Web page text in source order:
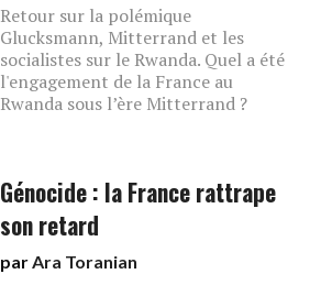
Retour sur la polémique
Glucksmann, Mitterrand et les
socialistes sur le Rwanda. Quel a été
l'engagement de la France au
Rwanda sous l’ère Mitterrand ?
Génocide : la France rattrape
son retard
parAra Toranian